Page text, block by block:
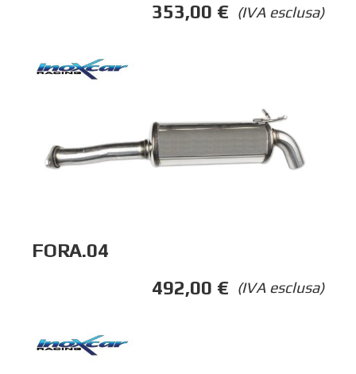
(IVA esclusa)
353,00 €
FORA.04
(IVA esclusa)
492,00 €